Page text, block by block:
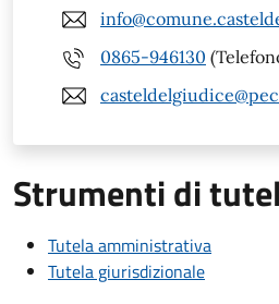
0865-946130
Strumenti di
Tutela amministrativa
Tutela giurisdizionale